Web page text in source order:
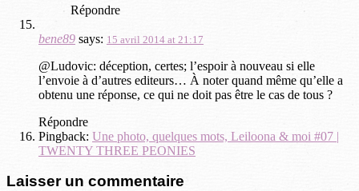
Répondre
bene89 says: 15 avril 2014 at 21:17
@Ludovic: déception, certes; l’espoir à nouveau si elle
l’envoie à d’autres editeurs… À noter quand même qu’elle a
obtenu une réponse, ce qui ne doit pas être le cas de tous ?
Répondre
Pingback: Une photo, quelques mots, Leiloona & moi #07 |
TWENTY THREE PEONIES
Laisser un commentaire